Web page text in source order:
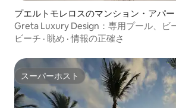
プエルトモレロスのマンション・アパー
Greta Luxury Design：専用プール、ビ
ビーチ · 眺め ·情報の正確さ
スーパーホスト
スーパーホスト